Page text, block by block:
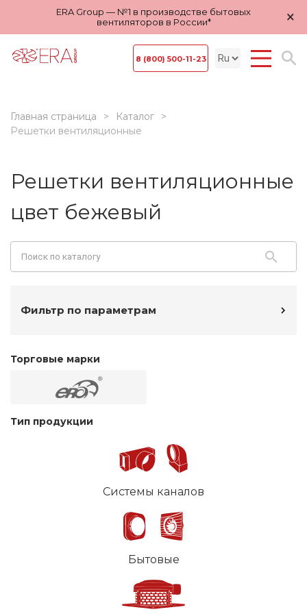
ERA Group — №1 в производстве бытовых
вентиляторов в России*
×
8 (800) 500-11-23
Главная страница
Каталог
Решетки вентиляционные
Решетки вентиляционные
цвет бежевый
Фильтр по параметрам
Торговые марки
Тип продукции
Системы каналов
Бытовые